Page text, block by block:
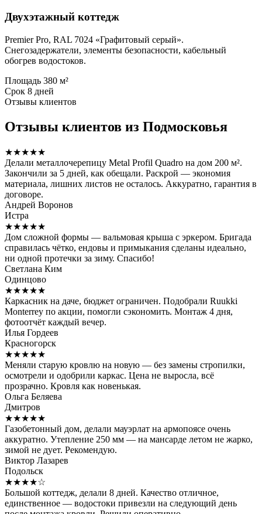
Двухэтажный коттедж
Premier Pro, RAL 7024 «Графитовый серый».
Снегозадержатели, элементы безопасности, кабельный
обогрев водостоков.
Площадь 380 м²
Срок 8 дней
Отзывы клиентов
Отзывы клиентов из Подмосковья
★★★★★
Делали металлочерепицу Metal Profil Quadro на дом 200 м².
Закончили за 5 дней, как обещали. Раскрой — экономия
материала, лишних листов не осталось. Аккуратно, гарантия в
договоре.
Андрей Воронов
Истра
★★★★★
Дом сложной формы — вальмовая крыша с эркером. Бригада
справилась чётко, ендовы и примыкания сделаны идеально,
ни одной протечки за зиму. Спасибо!
Светлана Ким
Одинцово
★★★★★
Каркасник на даче, бюджет ограничен. Подобрали Ruukki
Monterrey по акции, помогли сэкономить. Монтаж 4 дня,
фотоотчёт каждый вечер.
Илья Гордеев
Красногорск
★★★★★
Меняли старую кровлю на новую — без замены стропилки,
осмотрели и одобрили каркас. Цена не выросла, всё
прозрачно. Кровля как новенькая.
Ольга Беляева
Дмитров
★★★★★
Газобетонный дом, делали мауэрлат на армопоясе очень
аккуратно. Утепление 250 мм — на мансарде летом не жарко,
зимой не дует. Рекомендую.
Виктор Лазарев
Подольск
★★★★☆
Большой коттедж, делали 8 дней. Качество отличное,
единственное — водостоки привезли на следующий день